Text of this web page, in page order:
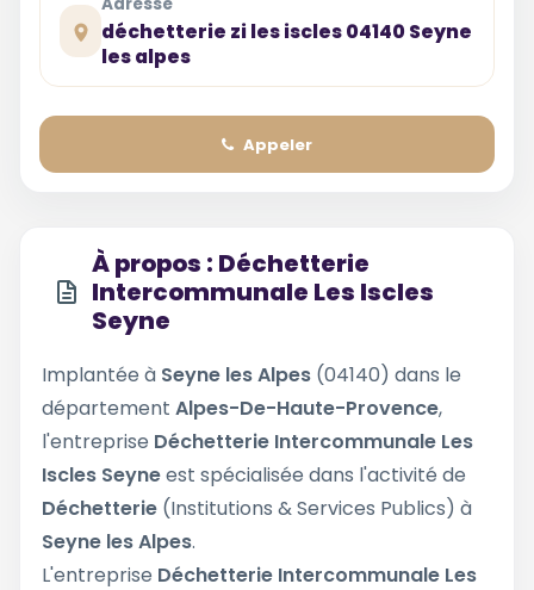
déchetterie zi les iscles 04140 Seyne
les alpes
Appeler
À propos : Déchetterie
Intercommunale Les Iscles
Seyne
Implantée à Seyne les Alpes (04140) dans le
département Alpes-De-Haute-Provence,
l'entreprise Déchetterie Intercommunale Les
Iscles Seyneest spécialisée dans l'activité de
Déchetterie (Institutions & Services Publics) à
Seyne les Alpes.
L'entreprise Déchetterie Intercommunale Les